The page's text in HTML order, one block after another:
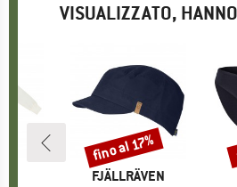
VISUALIZZATO,
MARCHIO
FJÄLLRÄVEN
Sconto
fino al 17%